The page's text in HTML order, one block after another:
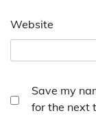
Website
Save my
for the next